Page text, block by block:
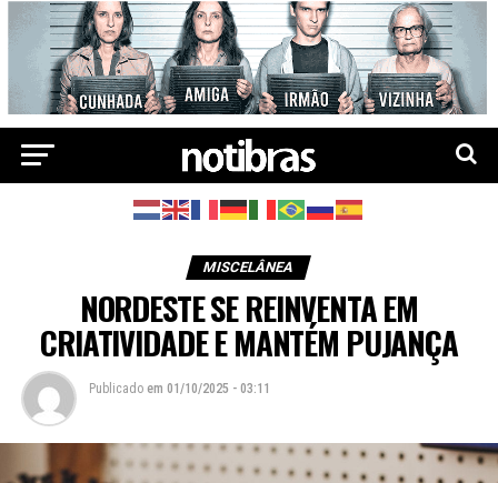
MISCELÂNEA
NORDESTE SE REINVENTA EM
CRIATIVIDADE E MANTÉM PUJANÇA
Publicado em 01/10/2025 - 03:11